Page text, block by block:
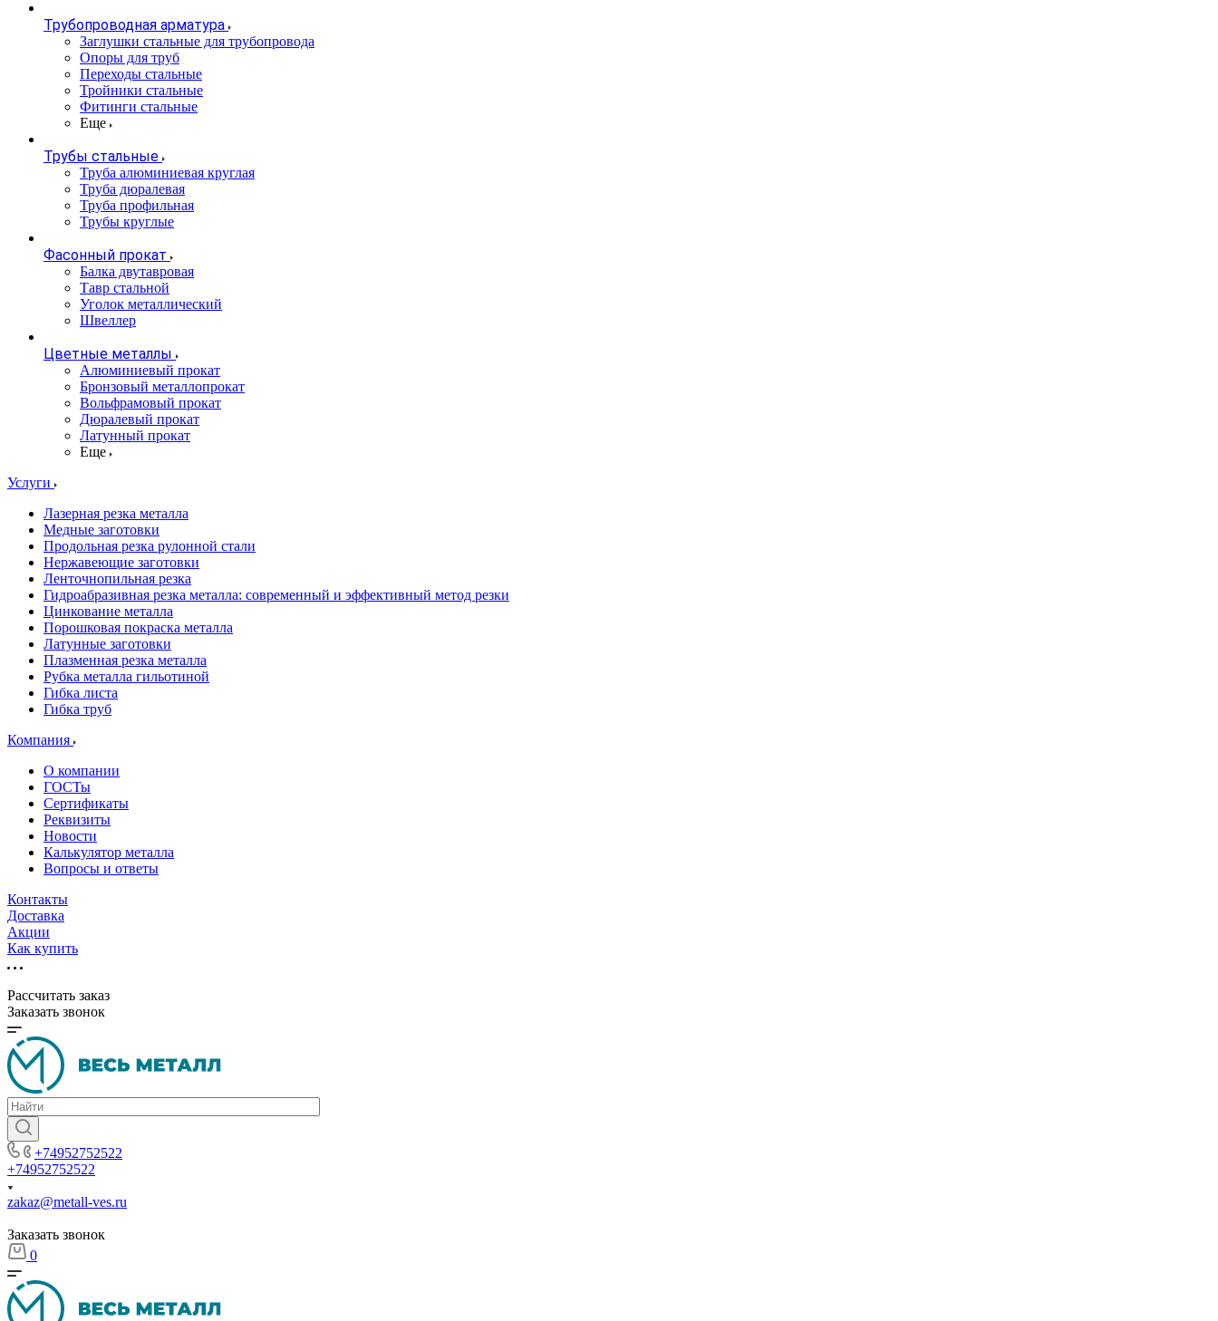
Трубопроводная арматура
Заглушки стальные для трубопровода
Опоры для труб
Переходы стальные
Тройники стальные
Фитинги стальные
Еще
Трубы стальные
Труба алюминиевая круглая
Труба дюралевая
Труба профильная
Трубы круглые
Фасонный прокат
Балка двутавровая
Тавр стальной
Уголок металлический
Швеллер
Цветные металлы
Алюминиевый прокат
Бронзовый металлопрокат
Вольфрамовый прокат
Дюралевый прокат
Латунный прокат
Еще
Услуги
Лазерная резка металла
Медные заготовки
Продольная резка рулонной стали
Нержавеющие заготовки
Ленточнопильная резка
Гидроабразивная резка металла: современный и эффективный метод резки
Цинкование металла
Порошковая покраска металла
Латунные заготовки
Плазменная резка металла
Рубка металла гильотиной
Гибка листа
Гибка труб
Компания
О компании
ГОСТы
Сертификаты
Реквизиты
Новости
Калькулятор металла
Вопросы и ответы
Контакты
Доставка
Акции
Как купить
Рассчитать заказ
Заказать звонок
+74952752522
+74952752522
zakaz@metall-ves.ru
Заказать звонок
0